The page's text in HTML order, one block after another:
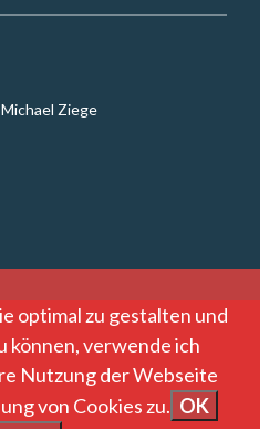
Ziege
optimal zu gestalten und
können, verwende ich
Nutzung der Webseite
von Cookies zu. OK